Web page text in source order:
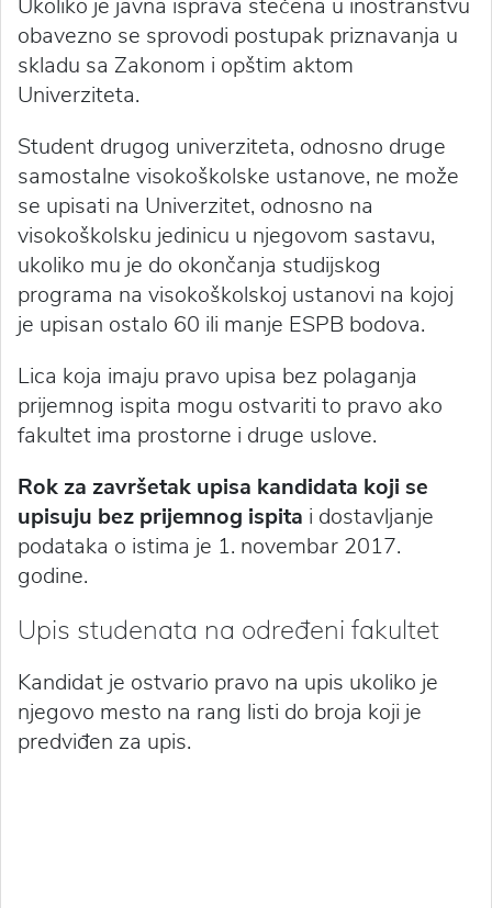
Ukoliko je javna isprava stečena u inostranstvu
obavezno se sprovodi postupak priznavanja u
skladu sa Zakonom i opštim aktom
Univerziteta.
Student drugog univerziteta, odnosno druge
samostalne visokoškolske ustanove, ne može
se upisati na Univerzitet, odnosno na
visokoškolsku jedinicu u njegovom sastavu,
ukoliko mu je do okončanja studijskog
programa na visokoškolskoj ustanovi na kojoj
je upisan ostalo 60 ili manje ESPB bodova.
Lica koja imaju pravo upisa bez polaganja
prijemnog ispita mogu ostvariti to pravo ako
fakultet ima prostorne i druge uslove.
Rok za završetak upisa kandidata koji se
upisuju bez prijemnog ispita i dostavljanje
podataka o istima je 1. novembar 2017.
godine.
Upis studenata na određeni fakultet
Kandidat je ostvario pravo na upis ukoliko je
njegovo mesto na rang listi do broja koji je
predviđen za upis.